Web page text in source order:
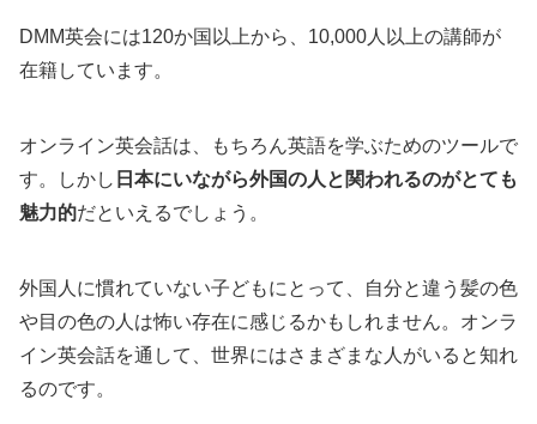
DMM英会には120か国以上から、10,000人以上の講師が
在籍しています。
オンライン英会話は、もちろん英語を学ぶためのツールで
す。しかし 日本にいながら外国の人と関われるのがとても
魅力的だといえるでしょう。
外国人に慣れていない子どもにとって、自分と違う髪の色
や目の色の人は怖い存在に感じるかもしれません。オンラ
イン英会話を通して、世界にはさまざまな人がいると知れ
るのです。